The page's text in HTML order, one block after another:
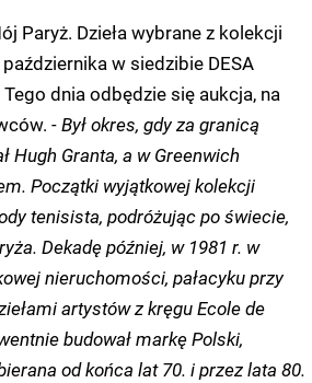
Paryż. Dzieła wybrane z kolekcji
w siedzibie DESA
dnia odbędzie się aukcja, na
- Był okres, gdy za granicą
Hugh Granta, a w Greenwich
Początki wyjątkowej kolekcji
tenisista, podróżując po świecie,
Dekadę później, w 1981 r. w
nieruchomości, pałacyku przy
artystów z kręgu Ecole de
budował markę Polski,
od końca lat 70. i przez lata 80.